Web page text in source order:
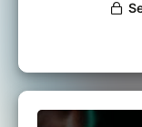
l’énergie des
Lionel Ehrhart :
Drissa